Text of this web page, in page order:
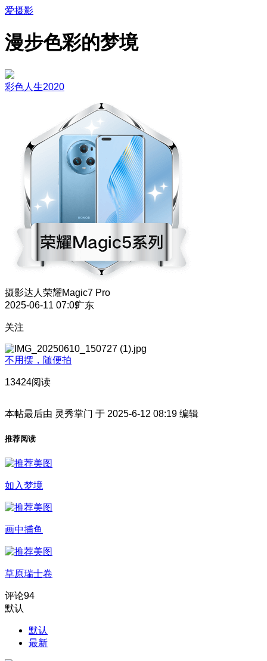
爱摄影
漫步色彩的梦境
彩色人生2020
摄影达人 荣耀Magic7 Pro
2025-06-11 07:09广东
关注
不用摆，随便拍
13424阅读
本帖最后由 灵秀掌门 于 2025-6-12 08:19 编辑
推荐阅读
如入梦境
画中捕鱼
草原瑞士卷
评论94
默认
默认
最新